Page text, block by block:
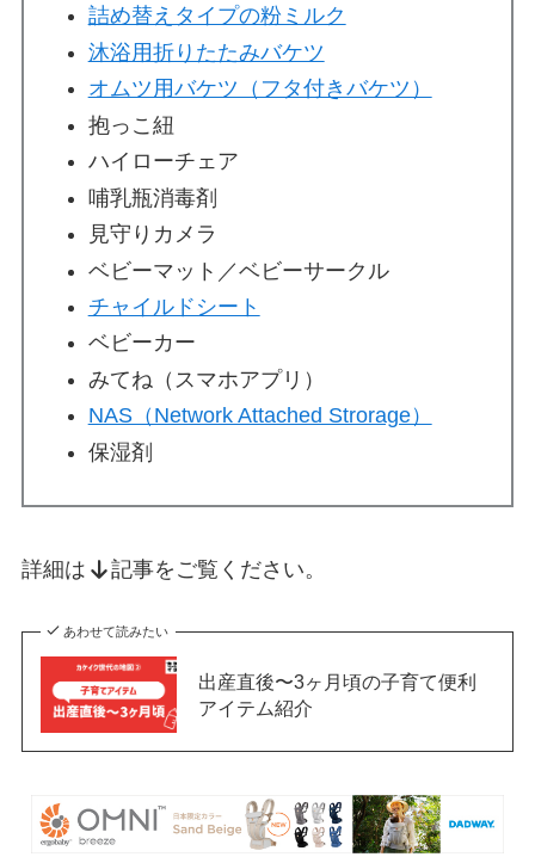
詰め替えタイプの粉ミルク
沐浴用折りたたみバケツ
オムツ用バケツ（フタ付きバケツ）
抱っこ紐
ハイローチェア
哺乳瓶消毒剤
見守りカメラ
ベビーマット／ベビーサークル
チャイルドシート
ベビーカー
みてね（スマホアプリ）
NAS（Network Attached Strorage）
保湿剤
詳細は 記事をご覧ください。
あわせて読みたい
出産直後〜3ヶ月頃の子育て便利
アイテム紹介